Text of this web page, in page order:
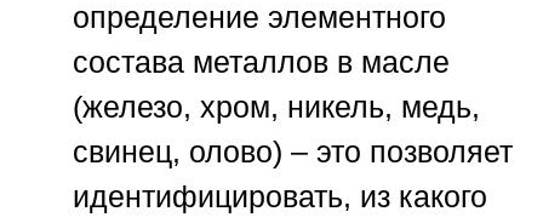
определение элементного
состава металлов в масле
(железо, хром, никель, медь,
свинец, олово) – это позволяет
идентифицировать, из какого